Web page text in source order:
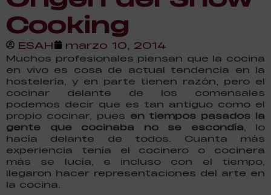
Cooking
ESAH marzo 10, 2014
Muchos profesionales piensan que la cocina
en vivo es cosa de actual tendencia en la
hostelería, y en parte tienen razón, pero el
cocinar delante de los comensales
podemos decir que es tan antiguo como el
propio cocinar, pues en tiempos pasados la
gente que cocinaba no se escondía, lo
hacía delante de todos. Cuanta más
experiencia tenía el cocinero o cocinera
más se lucía, e incluso con el tiempo,
llegaron hacer representaciones del arte en
la cocina.